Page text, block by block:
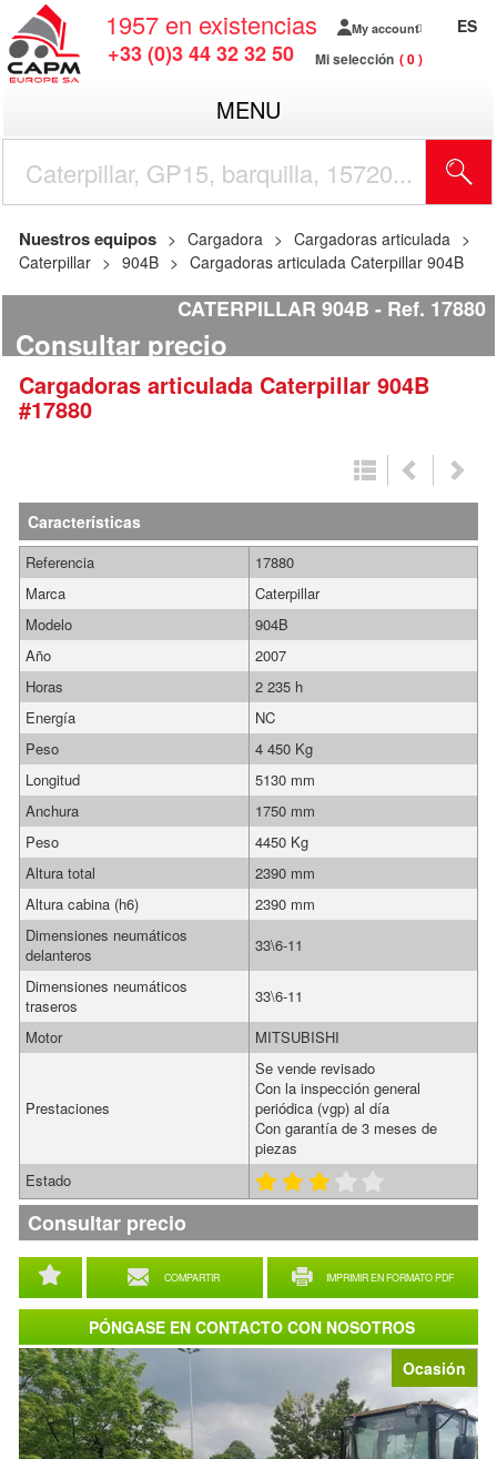
1957 en existencias
+33 (0)3 44 32 32 50
My account
Mi selección 0
ES
MENU
Nuestros equipos Cargadora
Cargadoras articulada
Caterpillar
904B Cargadoras articulada Caterpillar 904B
CATERPILLAR 904B Ref. 17880
Consultar precio
Cargadoras articulada Caterpillar 904B
#17880
Ocasión
Características
COMPARTIR IMPRIMIR EN FORMATO PDF
Referencia
17880
Marca
Caterpillar
Modelo
904B
Año
2007
Horas
2 235 h
Energía
NC
Peso
4 450 Kg
Longitud
5130 mm
Anchura
1750 mm
Peso
4450 Kg
Altura total
2390 mm
Altura cabina (h6)
2390 mm
Dimensiones neumáticos
delanteros
33\6-11
Dimensiones neumáticos
traseros
33\6-11
Motor
MITSUBISHI
Prestaciones
Se vende revisado
Con la inspección general
periódica (vgp) al día
Con garantía de 3 meses de
piezas
Estado
Consultar precio
PÓNGASE EN CONTACTO CON NOSOTROS